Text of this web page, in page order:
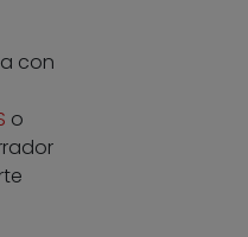
con
o